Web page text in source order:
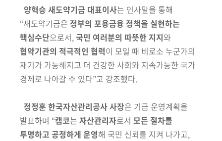
양혁승 새도약기금 대표이사는 인사말을 통해
“새도약기금은 정부의 포용금융 정책을 실현하는
핵심수단으로서,국민 여러분의 따뜻한 지지와
협약기관의 적극적인 협력이 모일 때 비로소 누군가의
재기가 가능해지고 더 건강한 사회와 지속가능한 국가
경제로 나아갈 수 있다”고 강조했다.
정정훈 한국자산관리공사 사장은 기금 운영계획을
발표하며 “캠코는 자산관리자로서 모든 절차를
투명하고 공정하게 운영해 국민 신뢰를 지켜 나가고,